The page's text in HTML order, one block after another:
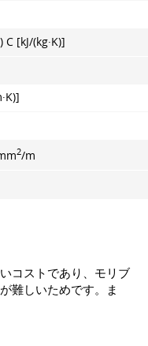
С [kJ/(kg·K)]
2/m
コストであり、モリブ
難しいためです。ま